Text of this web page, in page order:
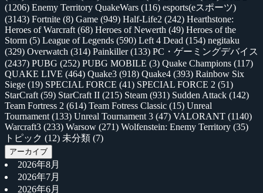
(1206) Enemy Territory QuakeWars (116) esports(eスポーツ)
(3143) Fortnite (8) Game (949) Half-Life2 (242) Hearthstone:
Heroes of Warcraft (68) Heroes of Newerth (49) Heroes of the
Storm (5) League of Legends (590) Left 4 Dead (154) negitaku
(329) Overwatch (314) Painkiller(133) PC・ゲーミングデバイス
(2437) PUBG (252) PUBG MOBILE (3) Quake Champions (117)
QUAKE LIVE (464) Quake3 (918) Quake4 (393) Rainbow Six
Siege (19) SPECIAL FORCE (41) SPECIAL FORCE 2 (51)
StarCraft (59) StarCraft II (215) Steam (931) Sudden Attack (142)
Team Fortress 2 (614) Team Fotress Classic (15) Unreal
Tournament (133) Unreal Tournament 3 (47) VALORANT (1140)
Warcraft3 (233) Warsow (271) Wolfenstein: Enemy Territory (35)
トピック (12) 未分類 (7)
アーカイブ
2026年8月
2026年7月
2026年6月